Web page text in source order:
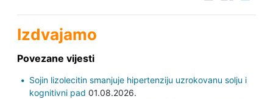
Izdvajamo
Povezane vijesti
Sojin lizolecitin smanjuje hipertenziju uzrokovanu solju i
kognitivni pad 01.08.2026.